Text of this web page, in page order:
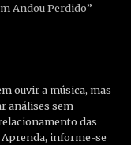
Andou Perdido”
ouvir a música, mas
análises sem
das
informe-se